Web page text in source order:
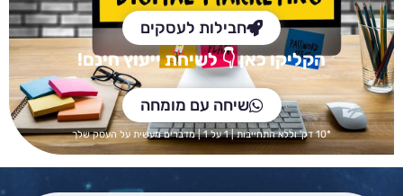
חבילות לעסקים
הקליקו כאן👇 לשיחת ייעוץ חינם!
שיחה עם מומחה
*10 דק' וללא התחייבות | 1 על 1 | מדברים מעשית על העסק שלך